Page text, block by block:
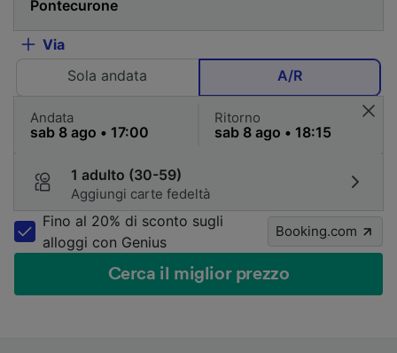
Via
Sola andata
A/R
Andata Ritorno
1 adulto (30-59)
Aggiungi carte fedeltà
Fino al 20% di sconto sugli
alloggi con Genius
Booking.com
Cerca il miglior prezzo